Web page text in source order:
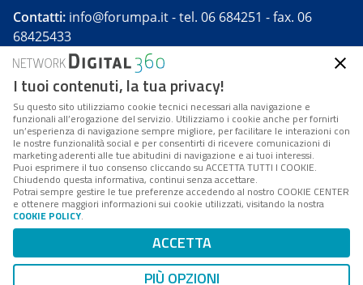
Contatti: info@forumpa.it- tel. 06 684251 - fax. 06
68425433
Forumpa.itè una pubblicazione telematica iscritta
presso Registro della stampa del Tribunale di Roma -
Reg. n. 182 del 2 maggio 2008 - Direttore resp. Michela
Stentella
FPA s.r.l. è società soggetta a Direzione e
Coordinamento da parte di Digital360 S.p.A. - FPA s.r.l.
è un'azienda certificata per il sistema di management
Codice Fiscale/Partita IVA n. 10693191008 - R.E.A. Roma
n. 1249791. ISP AWS
Mappa del sito
I tuoi contenuti, la tua privacy!
Su questo sito utilizziamo cookie tecnici necessari alla navigazione e
funzionali all’erogazione del servizio. Utilizziamo i cookie anche per fornirti
un’esperienza di navigazione sempre migliore, per facilitare le interazioni con
le nostre funzionalità social e per consentirti di ricevere comunicazioni di
marketing aderenti alle tue abitudini di navigazione e ai tuoi interessi.
Puoi esprimere il tuo consenso cliccando su ACCETTA TUTTI I COOKIE.
Chiudendo questa informativa, continui senza accettare.
Potrai sempre gestire le tue preferenze accedendo al nostro COOKIE CENTER
e ottenere maggiori informazioni sui cookie utilizzati, visitando la nostra
COOKIE POLICY.
ACCETTA
PIÙ OPZIONI